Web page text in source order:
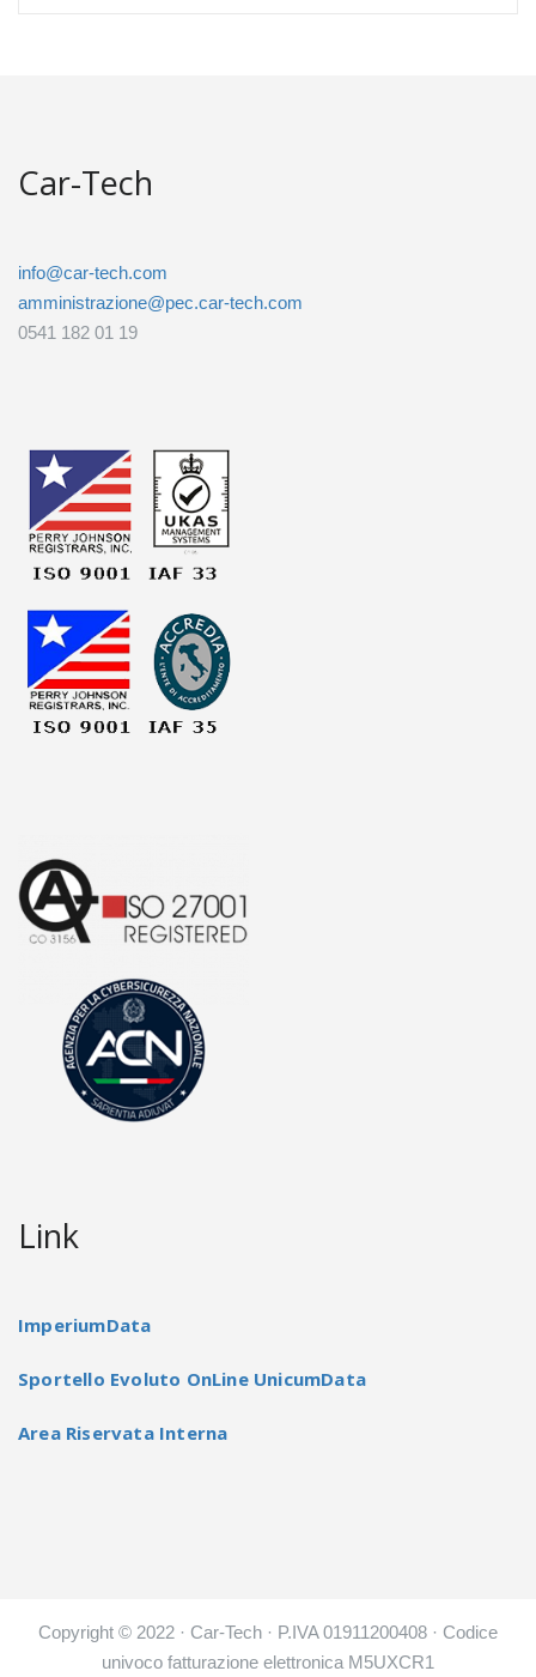
Car-Tech
info@car-tech.com
amministrazione@pec.car-tech.com
0541 182 01 19
Link
ImperiumData
Sportello Evoluto OnLine UnicumData
Area Riservata Interna
Copyright © 2022 · Car-Tech · P.IVA 01911200408 · Codice
univoco fatturazione elettronica M5UXCR1